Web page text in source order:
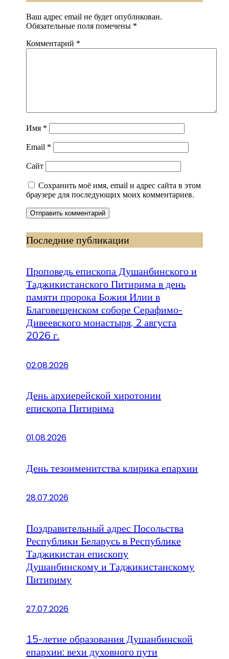
Ваш адрес email не будет опубликован.
Обязательные поля помечены *
Комментарий *
Имя *
Email *
Сайт
Сохранить моё имя, email и адрес сайта в этом
браузере для последующих моих комментариев.
Последние публикации
Проповедь епископа Душанбинского и
Таджикистанского Питирима в день
памяти пророка Божия Илии в
Благовещенском соборе Серафимо-
Дивеевского монастыря, 2 августа
2026 г.
02.08.2026
День архиерейской хиротонии
епископа Питирима
01.08.2026
День тезоименитства клирика епархии
28.07.2026
Поздравительный адрес Посольства
Республики Беларусь в Республике
Таджикистан епископу
Душанбинскому и Таджикистанскому
Питириму
27.07.2026
15-летие образования Душанбинской
епархии: вехи духовного пути